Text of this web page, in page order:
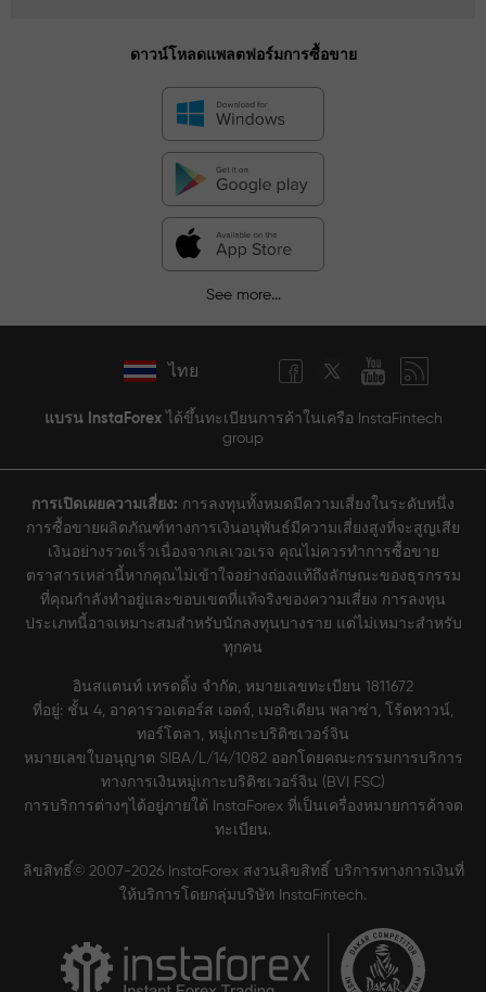
ดาวน์โหลดแพลตฟอร์มการซื้อขาย
See more...
ไทย
แบรน InstaForexได้ขึ้นทะเบียนการค้าในเครือ InstaFintech
group
การเปิดเผยความเสี่ยง: การลงทุนทั้งหมดมีความเสี่ยงในระดับหนึ่ง
การซื้อขายผลิตภัณฑ์ทางการเงินอนุพันธ์มีความเสี่ยงสูงที่จะสูญเสีย
เงินอย่างรวดเร็วเนื่องจากเลเวอเรจ คุณไม่ควรทำการซื้อขาย
ตราสารเหล่านี้หากคุณไม่เข้าใจอย่างถ่องแท้ถึงลักษณะของธุรกรรม
ที่คุณกำลังทำอยู่และขอบเขตที่แท้จริงของความเสี่ยง การลงทุน
ประเภทนี้อาจเหมาะสมสำหรับนักลงทุนบางราย แต่ไม่เหมาะสำหรับ
ทุกคน
อินสแตนท์ เทรดดิ้ง จำกัด, หมายเลขทะเบียน 1811672
ที่อยู่: ชั้น 4, อาคารวอเตอร์ส เอดจ์, เมอริเดียน พลาซ่า, โร้ดทาวน์,
ทอร์โตลา, หมู่เกาะบริติชเวอร์จิน
หมายเลขใบอนุญาต SIBA/L/14/1082 ออกโดยคณะกรรมการบริการ
ทางการเงินหมู่เกาะบริติชเวอร์จิน (BVI FSC)
การบริการต่างๆได้อยู่ภายใต้ InstaForex ที่เป็นเครื่องหมายการค้าจด
ทะเบียน.
ลิขสิทธิ์© 2007-2026 InstaForex สงวนลิขสิทธิ์ บริการทางการเงินที่
ให้บริการโดยกลุ่มบริษัท InstaFintech.